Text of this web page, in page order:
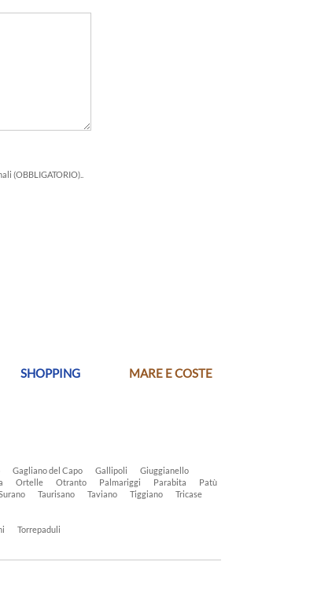
(OBBLIGATORIO)..
SHOPPING MARE E COSTE
Gagliano del Capo Gallipoli
Giuggianello
Ortelle Otranto Palmariggi Parabita
Patù
Taurisano Taviano Tiggiano
Tricase
Torrepaduli